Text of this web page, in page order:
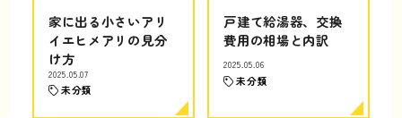
家に出る小さいアリ
イエヒメアリの見分
け方
2025.05.07
未分類
戸建て給湯器、交換
費用の相場と内訳
2025.05.06
未分類